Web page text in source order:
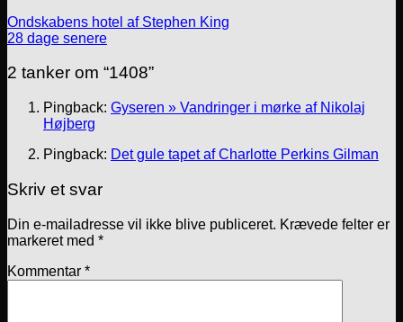
Ondskabens hotel af Stephen King
28 dage senere
2 tanker om “1408”
Pingback: Gyseren » Vandringer i mørke af Nikolaj
Højberg
Pingback: Det gule tapet af Charlotte Perkins Gilman
Skriv et svar
Din e-mailadresse vil ikke blive publiceret. Krævede felter er
markeret med *
Kommentar *